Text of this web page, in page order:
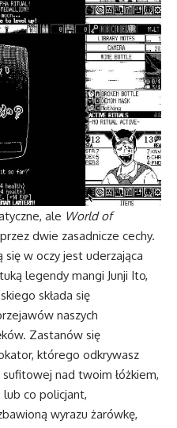
ale World of
dwie zasadnicze cechy.
się w oczy jest uderzająca
legendy mangi Junji Ito,
składa się
naszych
Zastanów się
którego odkrywasz
nad twoim łóżkiem,
co policjant,
wyrazu żarówkę,